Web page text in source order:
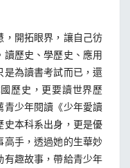
開拓眼界，讓自己彷
歷史、學歷史、應用
是為讀書考試而已，還
歷史，更要讀世界歷
青少年閱讀《少年愛讀
本科系出身，更是優
手，透過她的生華妙
趣故事，帶給青少年